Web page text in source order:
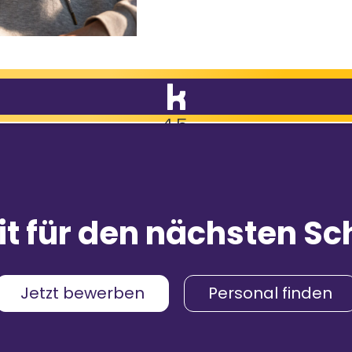
4,5
Gehalt
4,2
4,3
4,2
für den nächsten
Jetzt bewerben Personal finden